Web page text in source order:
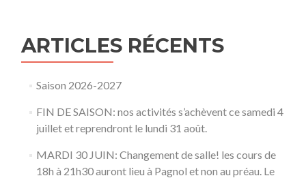
ARTICLES RÉCENTS
Saison 2026-2027
FIN DE SAISON: nos activités s’achèvent ce samedi 4
juillet et reprendront le lundi 31 août.
MARDI 30 JUIN: Changement de salle! les cours de
18h à 21h30 auront lieu à Pagnol et non au préau. Le